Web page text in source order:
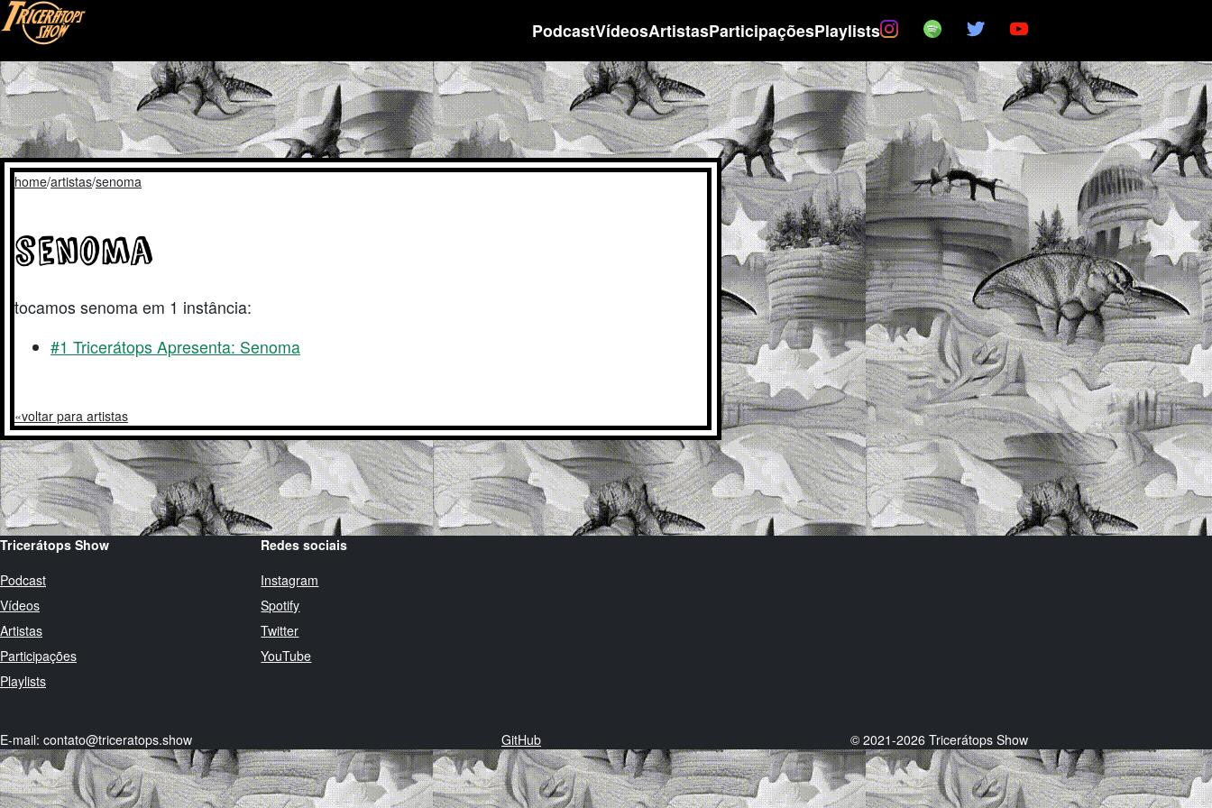
Tricerátops Show, Homepage
PodcastVídeosArtistasParticipaçõesPlaylistsInstagramSpotifyTwitterYouTube
home artistas senoma
senoma
tocamos senoma em 1 instância:
#1 Tricerátops Apresenta: Senoma
voltar para artistas
Tricerátops Show
Podcast
Vídeos
Artistas
Participações
Playlists
Redes sociais
Instagram
Spotify
Twitter
YouTube
E-mail: contato@triceratops.show GitHub © 2021-2026 Tricerátops Show